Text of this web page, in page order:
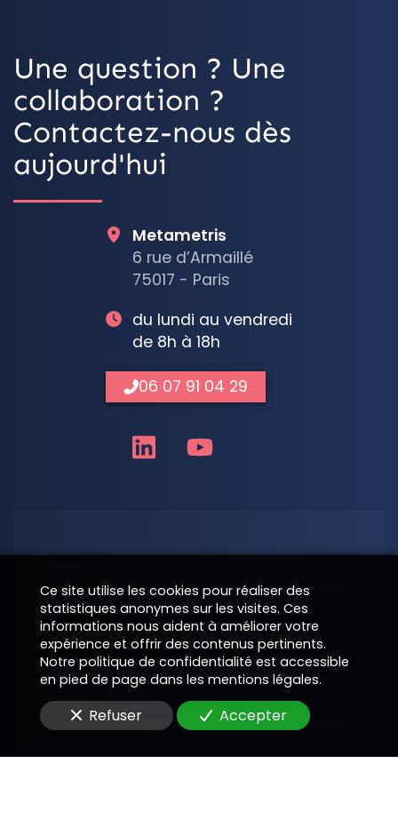
Une question ? Une
collaboration ?
Contactez-nous dès
aujourd'hui
Téléphone
E-Mail
Metametris
6 rue d’Armaillé
75017 - Paris
du lundi au vendredi
de 8h à 18h
06 07 91 04 29
Ce site utilise les cookies pour réaliser des
statistiques anonymes sur les visites. Ces
informations nous aident à améliorer votre
expérience et offrir des contenus pertinents.
Notre politique de confidentialité est accessible
en pied de page dans les mentions légales.
Refuser Accepter